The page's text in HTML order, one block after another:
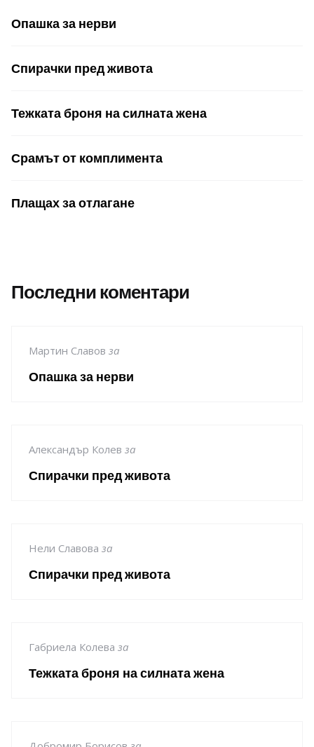
Опашка за нерви
Спирачки пред живота
Тежката броня на силната жена
Срамът от комплимента
Плащах за отлагане
Последни коментари
Мартин Славов за
Опашка за нерви
Александър Колев за
Спирачки пред живота
Нели Славова за
Спирачки пред живота
Габриела Колева за
Тежката броня на силната жена